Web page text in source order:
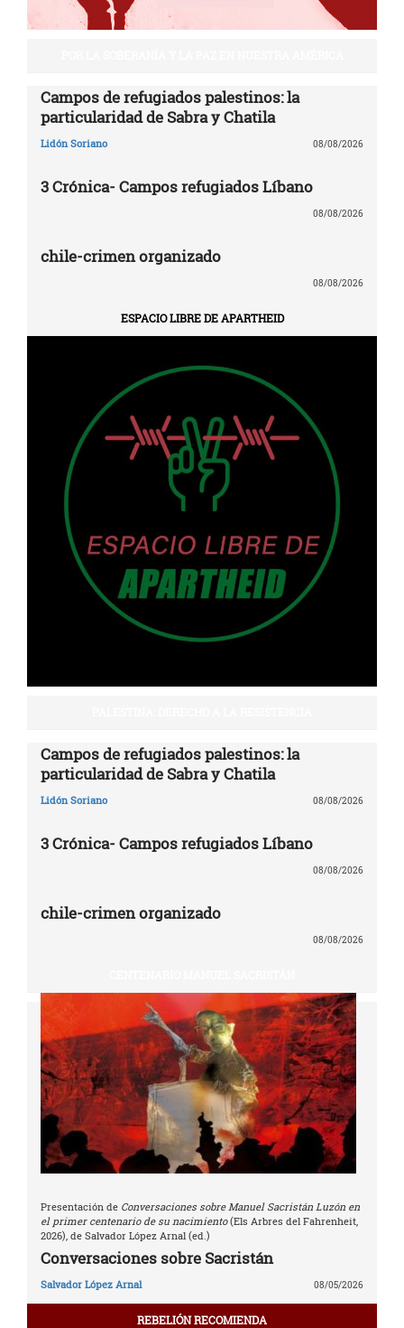
Campos de refugiados palestinos: la
particularidad de Sabra y Chatila
Lidón Soriano 08/08/2026
3 Crónica- Campos refugiados Líbano
08/08/2026
chile-crimen organizado
08/08/2026
ESPACIO LIBRE DE APARTHEID
Campos de refugiados palestinos: la
particularidad de Sabra y Chatila
Lidón Soriano 08/08/2026
3 Crónica- Campos refugiados Líbano
08/08/2026
chile-crimen organizado
08/08/2026
Presentación de Conversaciones sobre Manuel Sacristán Luzón en
el primer centenario de su nacimiento(Els Arbres del Fahrenheit,
2026), de Salvador López Arnal (ed.)
Conversaciones sobre Sacristán
Salvador López Arnal 08/05/2026
REBELIÓN RECOMIENDA